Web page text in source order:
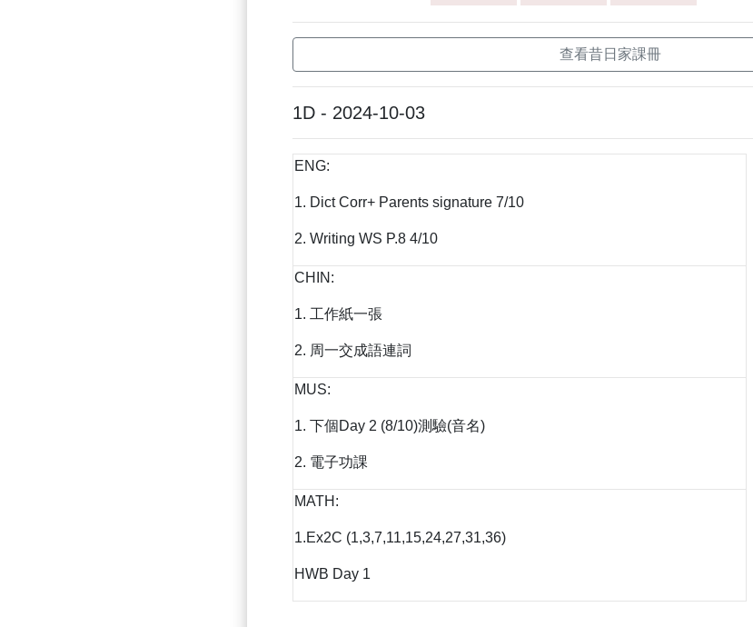
查看昔日家課冊
1D - 2024-10-03
ENG:
1. Dict Corr+ Parents signature 7/10
2. Writing WS P.8 4/10
CHIN:
1. 工作紙一張
2. 周一交成語連詞
MUS:
1. 下個Day 2 (8/10)測驗(音名)
2. 電子功課
MATH:
1.Ex2C (1,3,7,11,15,24,27,31,36)
HWB Day 1